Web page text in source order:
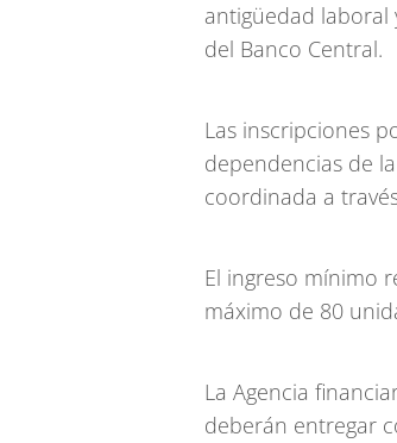
antigüedad laboral
del Banco Central.
Las inscripciones
dependencias de
coordinada a
El ingreso mínimo
máximo de 80
La Agencia
deberán entregar